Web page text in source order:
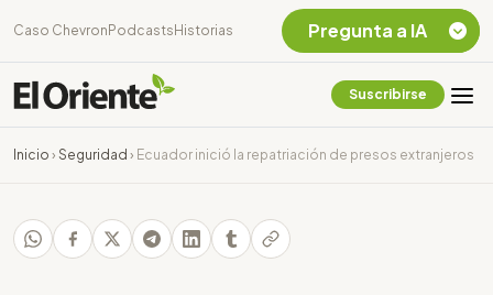
Caso Chevron Podcasts Historias
Suscribirse
Inicio › Seguridad › Ecuador inició la repatriación de presos extranjeros
Pregunta a IA
Chevron Ecuador